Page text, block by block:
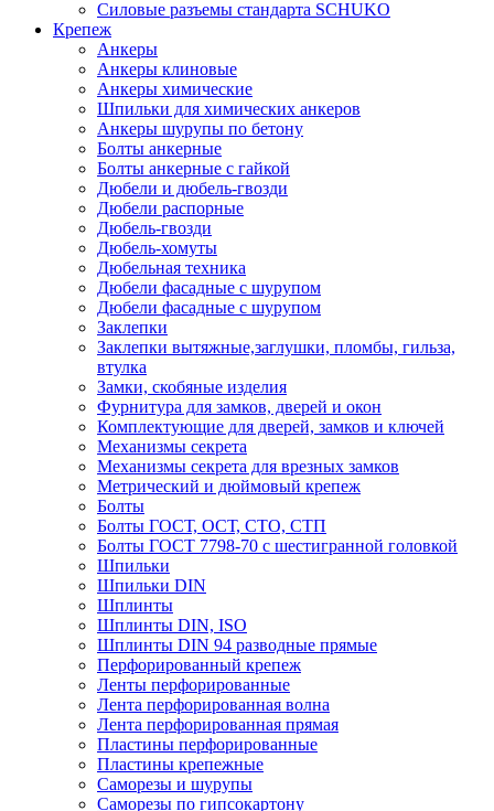
Силовые разъемы стандарта SCHUKO
Крепеж
Анкеры
Анкеры клиновые
Анкеры химические
Шпильки для химических анкеров
Анкеры шурупы по бетону
Болты анкерные
Болты анкерные с гайкой
Дюбели и дюбель-гвозди
Дюбели распорные
Дюбель-гвозди
Дюбель-хомуты
Дюбельная техника
Дюбели фасадные с шурупом
Дюбели фасадные с шурупом
Заклепки
Заклепки вытяжные,заглушки, пломбы, гильза,
втулка
Замки, скобяные изделия
Фурнитура для замков, дверей и окон
Комплектующие для дверей, замков и ключей
Механизмы секрета
Механизмы секрета для врезных замков
Метрический и дюймовый крепеж
Болты
Болты ГОСТ, ОСТ, СТО, СТП
Болты ГОСТ 7798-70 с шестигранной головкой
Шпильки
Шпильки DIN
Шплинты
Шплинты DIN, ISO
Шплинты DIN 94 разводные прямые
Перфорированный крепеж
Ленты перфорированные
Лента перфорированная волна
Лента перфорированная прямая
Пластины перфорированные
Пластины крепежные
Саморезы и шурупы
Саморезы по гипсокартону